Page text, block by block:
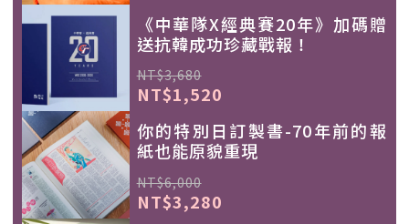
《中華隊X經典賽20年》加碼贈
送抗韓成功珍藏戰報！
NT$3,680
NT$1,520
你的特別日訂製書-70年前的報
紙也能原貌重現
NT$6,000
NT$3,280